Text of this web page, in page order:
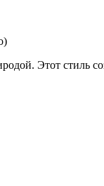
Этот стиль